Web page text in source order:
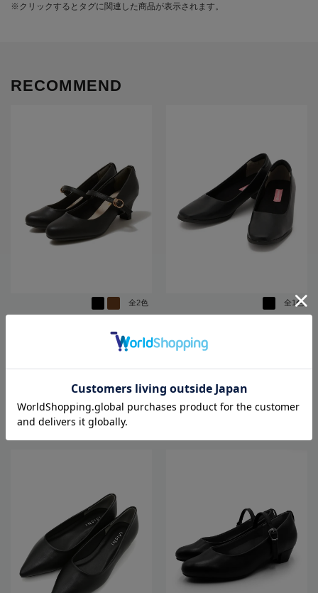
※クリックするとタグに関連した商品が表示されます。
RECOMMEND
全2色
円 （税込）
全1色
ススクエアプレーン3cmヒール【フ
ァイテン】【レディース】
SALE 20%OFF
SALE 8,791 円 （税込）
2.0（1）